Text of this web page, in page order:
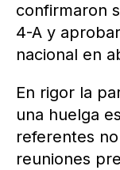
confirmaron
4-A y
nacional en
En rigor la
una huelga
referentes
reuniones